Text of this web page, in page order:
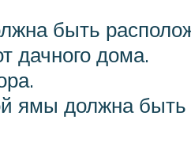
быть
дачного дома.
ямы должна